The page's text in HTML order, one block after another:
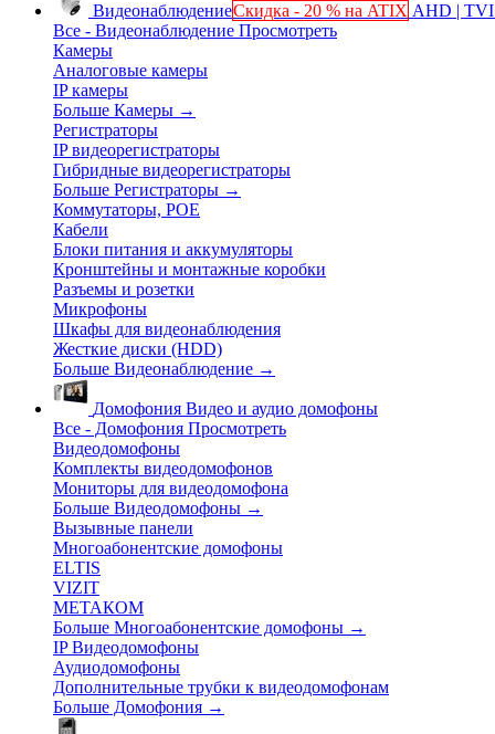
ВидеонаблюдениеСкидка - 20 % на ATIX AHD |
Все - Видеонаблюдение Просмотреть
Камеры
Аналоговые камеры
IP камеры
Больше Камеры →
Регистраторы
IP видеорегистраторы
Гибридные видеорегистраторы
Больше Регистраторы →
Коммутаторы, POE
Кабели
Блоки питания и аккумуляторы
Кронштейны и монтажные коробки
Разъемы и розетки
Микрофоны
Шкафы для видеонаблюдения
Жесткие диски (HDD)
Больше Видеонаблюдение →
Домофония Видео и аудио домофоны
Все - Домофония Просмотреть
Видеодомофоны
Комплекты видеодомофонов
Мониторы для видеодомофона
Больше Видеодомофоны →
Вызывные панели
Многоабонентские домофоны
ELTIS
VIZIT
МЕТАКОМ
Больше Многоабонентские домофоны →
IP Видеодомофоны
Аудиодомофоны
Дополнительные трубки к видеодомофонам
Больше Домофония →